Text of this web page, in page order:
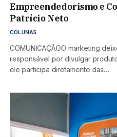
Empreendedorismo e
Patrício Neto
COLUNAS
COMUNICAÇÃOO marketing
responsável por divulgar
ele participa diretamente das…